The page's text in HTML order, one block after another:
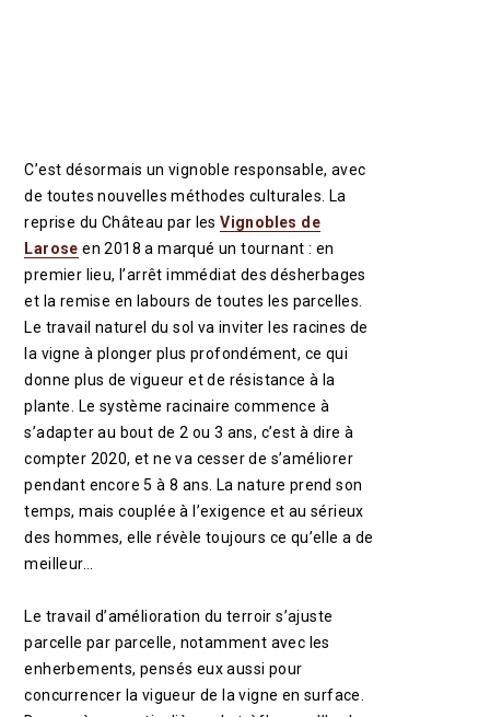
C’est désormais un vignoble responsable, avec
de toutes nouvelles méthodes culturales. La
reprise du Château par lesVignobles de
Larose en 2018 a marqué un tournant : en
premier lieu, l’arrêt immédiat des désherbages
et la remise en labours de toutes les parcelles.
Le travail naturel du sol va inviter les racines de
la vigne à plonger plus profondément, ce qui
donne plus de vigueur et de résistance à la
plante. Le système racinaire commence à
s’adapter au bout de 2 ou 3 ans, c’est à dire à
compter 2020, et ne va cesser de s’améliorer
pendant encore 5 à 8 ans. La nature prend son
temps, mais couplée à l’exigence et au sérieux
des hommes, elle révèle toujours ce qu’elle a de
meilleur…
Le travail d’amélioration du terroir s’ajuste
parcelle par parcelle, notamment avec les
enherbements, pensés eux aussi pour
concurrencer la vigueur de la vigne en surface.